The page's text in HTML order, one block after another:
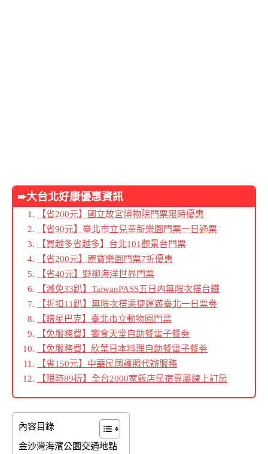
➨大台北好康優惠資訊
【省200元】國立故宮博物院門票限時優惠
【省90元】臺北市立兒童新樂園門票一日通票
【買越多省越多】台北101觀景台門票
【省200元】麗寶樂園門票7折優惠
【省40元】野柳海洋世界門票
【減免33趴】TaiwanPASS五日內無限次搭台鐵
【折扣11趴】無限次搭乘捷運遊臺北一日票劵
【贈星巴克】臺北市立動物園門票
【免服務費】饗食天堂自助餐電子餐劵
【免服務費】欣葉日本料理自助餐電子餐劵
【省150元】中華民國護照代辦服務
【限時89折】全台2000家飯店民宿專屬線上訂房
內容目錄
金沙灣海濱公園交通地點